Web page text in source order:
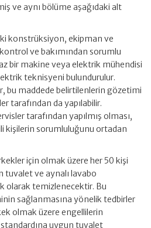
ve aynı bölüme aşağıdaki alt
konstrüksiyon, ekipman ve
ve bakımından sorumlu
bir makine veya elektrik mühendisi
teknisyeni bulundurulur.
bu maddede belirtilenlerin gözetimi
tarafından da yapılabilir.
tarafından yapılmış olması,
kişilerin sorumluluğunu ortadan
için olmak üzere her 50 kişi
tuvalet ve aynalı lavabo
olarak temizlenecektir. Bu
sağlanmasına yönelik tedbirler
olmak üzere engellilerin
standardına uygun tuvalet